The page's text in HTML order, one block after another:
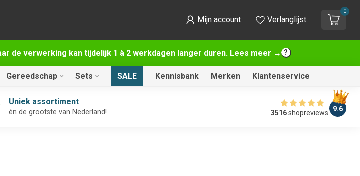
de verwerking kan tijdelijk 1 à 2 werkdagen langer duren. Lees meer →
Mijn account Verlanglijst
0
Gereedschap Sets SALE Kennisbank Merken Klantenservice
Uniek assortiment
én de grootste van Nederland! 3516shopreviews 9.6